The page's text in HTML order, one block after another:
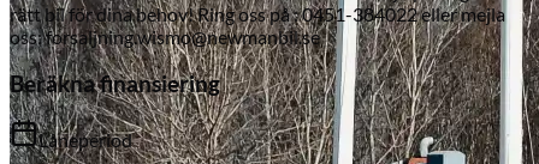
rätt bil för dina behov! Ring oss på : 0451-384022 eller mejla
oss: forsaljning.wismo@newmanbil.se
Beräkna finansiering
Låneperiod